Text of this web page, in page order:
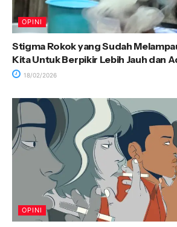
OPINI
Stigma Rokok yang Sudah
Kita Untuk Berpikir Lebih Jauh dan
18/02/2026
OPINI